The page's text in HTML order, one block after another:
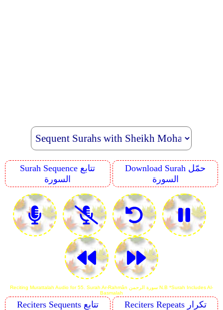
Surah Sequence تتابع
السورة
Download Surah حمّل
السورة
Reciting Murattalah Audio for 55. Surah Ar-Rahmân سورة الرحمن N.B *Surah Includes Al-
Basmalah
Reciters Sequents تتابع
Reciters Repeats تكرار